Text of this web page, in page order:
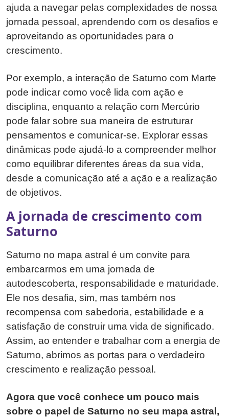
ajuda a navegar pelas complexidades de nossa
jornada pessoal, aprendendo com os desafios e
aproveitando as oportunidades para o
crescimento.
Por exemplo, a interação de Saturno com Marte
pode indicar como você lida com ação e
disciplina, enquanto a relação com Mercúrio
pode falar sobre sua maneira de estruturar
pensamentos e comunicar-se. Explorar essas
dinâmicas pode ajudá-lo a compreender melhor
como equilibrar diferentes áreas da sua vida,
desde a comunicação até a ação e a realização
de objetivos.
A jornada de crescimento com
Saturno
Saturno no mapa astral é um convite para
embarcarmos em uma jornada de
autodescoberta, responsabilidade e maturidade.
Ele nos desafia, sim, mas também nos
recompensa com sabedoria, estabilidade e a
satisfação de construir uma vida de significado.
Assim, ao entender e trabalhar com a energia de
Saturno, abrimos as portas para o verdadeiro
crescimento e realização pessoal.
Agora que você conhece um pouco mais
sobre o papel de Saturno no seu mapa astral,